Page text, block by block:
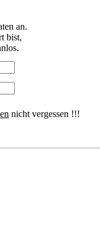
an.
bist,
nicht vergessen !!!